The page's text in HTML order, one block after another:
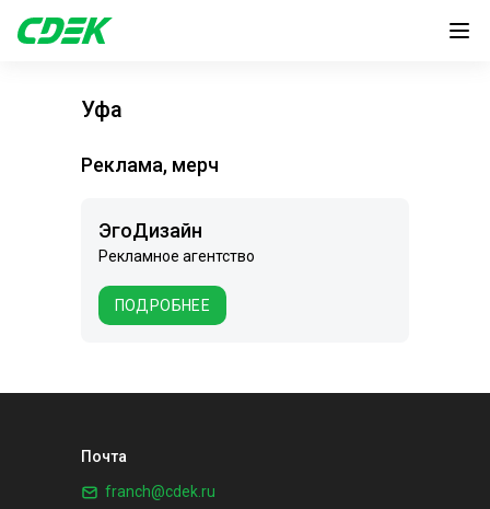
Уфа
ЭгоДизайн
Рекламное агентство
ПОДРОБНЕЕ
Реклама, мерч
Почта
franch@cdek.ru